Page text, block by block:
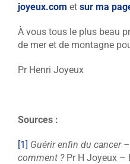
joyeux.com et sur ma
À vous tous le plus beau
de mer et de montagne
Pr Henri Joyeux
Sources :
[1] Guérir enfin du cancer
comment ?Pr H Joyeux –